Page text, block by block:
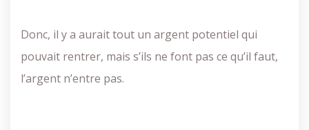
Donc, il y a aurait tout un argent potentiel qui
pouvait rentrer, mais s’ils ne font pas ce qu’il faut,
l’argent n’entre pas.